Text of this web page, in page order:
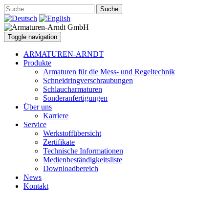
Suche
Toggle navigation
ARMATUREN-ARNDT
Produkte
Armaturen für die Mess- und Regeltechnik
Schneidringverschraubungen
Schlaucharmaturen
Sonderanfertigungen
Über uns
Karriere
Service
Werkstoffübersicht
Zertifikate
Technische Informationen
Medienbeständigkeitsliste
Downloadbereich
News
Kontakt